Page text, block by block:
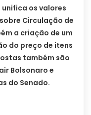
os valores
Circulação de
a criação de um
do preço de itens
também são
Bolsonaro e
do Senado.